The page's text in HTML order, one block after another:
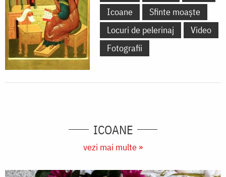
Icoane
Sfinte moaște
Locuri de pelerinaj
Video
Fotografii
ICOANE
vezi mai multe »